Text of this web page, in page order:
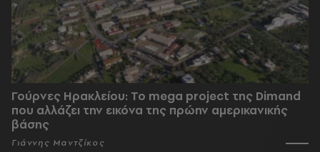
Γούρνες Ηρακλείου: To mega project της Dimand
που αλλάζει την εικόνα της πρώην αμερικανικής
βάσης
Γιάννης Μαντζίκος